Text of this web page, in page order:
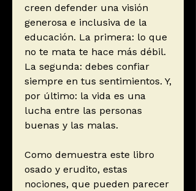
creen defender una visión
generosa e inclusiva de la
educación. La primera: lo que
no te mata te hace más débil.
La segunda: debes confiar
siempre en tus sentimientos. Y,
por último: la vida es una
lucha entre las personas
buenas y las malas.
Como demuestra este libro
osado y erudito, estas
nociones, que pueden parecer